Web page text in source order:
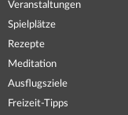
Veranstaltungen
Spielplätze
Rezepte
Meditation
Ausflugsziele
Freizeit-Tipps